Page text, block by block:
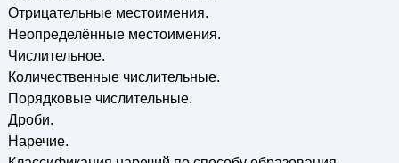
Отрицательные местоимения.
Неопределённые местоимения.
Числительное.
Количественные числительные.
Порядковые числительные.
Дроби.
Наречие.